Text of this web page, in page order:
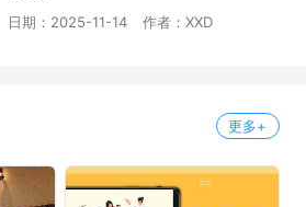
日期：2025-11-14 作者：XXD
更多+